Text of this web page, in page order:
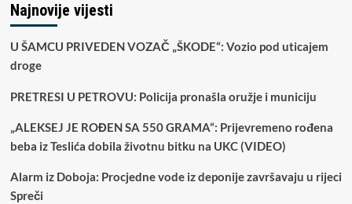
Najnovije vijesti
U ŠAMCU PRIVEDEN VOZAČ „ŠKODE“: Vozio pod uticajem
droge
PRETRESI U PETROVU: Policija pronašla oružje i municiju
„ALEKSEJ JE ROĐEN SA 550 GRAMA“: Prijevremeno rođena
beba iz Teslića dobila životnu bitku na UKC (VIDEO)
Alarm iz Doboja: Procjedne vode iz deponije završavaju u rijeci
Spreči